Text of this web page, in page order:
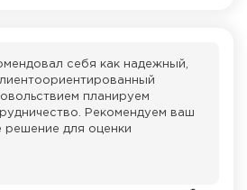
Моисея Исаева, который
реализации проекта
взаимодействие между
оперативно помогать
вопросов и умение
ситуациям
реализации проекта
себя как надежный,
планируем
Рекомендуем ваш
решение для оценки